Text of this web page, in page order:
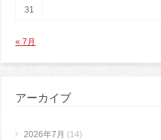
31
« 7月
アーカイブ
2026年7月 (14)